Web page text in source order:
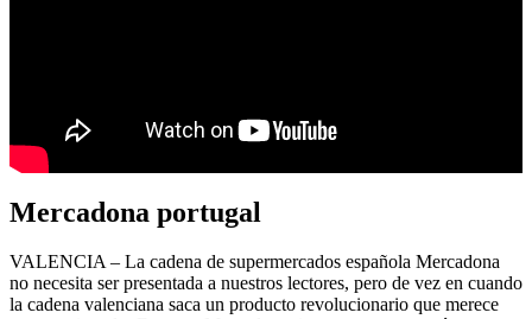
Mercadona portugal
VALENCIA – La cadena de supermercados española Mercadona
no necesita ser presentada a nuestros lectores, pero de vez en cuando
la cadena valenciana saca un producto revolucionario que merece